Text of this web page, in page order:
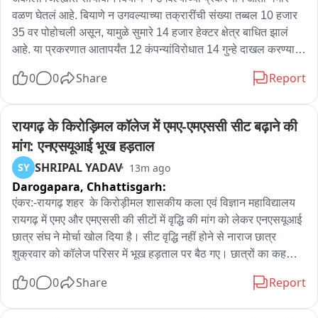
वळण घेतलं आहे. बियाणे न उगवल्याच्या तक्रारींची संख्या तब्बल 10 हजार
35 वर पोहोचली असून, यामुळे सुमारे 14 हजार हेक्टर क्षेत्र बाधित झालं
आहे. या प्रकरणात आतापर्यंत 12 कंपन्यांविरोधात 14 गुन्हे दाखल करण्यात
चौकशीसाठी SIT स्थापन करण्यात आली आहे. सोयाबीन बियाण्यांच्या उगवण
वेळोवेळी हा बोगस बियाण्यांचा मुद्दा लावून धरला होता. तर मुर्तीजापूरचे भाजप
आमदार हरीश पिंपळे यांनीही हा प्रश्न विधानसभेत उपस्थित करून दोषींवर
कारवाईची मागणी केली होती. आता या प्रकरणाची चौकशी SIT मार्फत केली
जाणार आहे. जिल्हा पोलीस अधीक्षकांसह जिल्ह्यातील सर्व पोलीस ठाण्यांचे
अधिकारी आणि कृषी विभागाचे अधिकारी थेट शेतकऱ्यांच्या बांधावर जाऊन
पाहणी करणार आहेत. बियाणे नेमके कोणत्या कारणामुळे उगवले नाही,
त्यामध्ये बियाण्यांचा दोष आहे की अन्य काही कारणं आहेत, याचा सखोल
तपास करून अहवाल सादर केला जाणार आहे. त्यामुळे SIT स्थापन
झाल्यानंतर सोयाबीन बियाणे प्रकरणाच्या चौकशीला आता वेग येण्याची
असणाऱ्यांवर कारवाईच्या दृष्टीने राज्य सरकारचा हा निर्णय महत्त्वाचा मानला
0 0 Share Report
रायगढ़ के किरोड़िमल कॉलेज में एमए-एमएससी सीट बढ़ाने की
मांग: एनएसयूआई भूख हड़ताल
SY SHRIPAL YADAV 13m ago
Darogapara, Chhattisgarh:
एंकर:-रायगढ़ शहर  के किरोड़ीमल शासकीय कला एवं विज्ञान महाविद्यालय
रायगढ़ में एमए और एमएससी की सीटों में वृद्धि की मांग को लेकर एनएसयूआई
छात्र संघ ने मोर्चा खोल दिया है। सीट वृद्धि नहीं होने से नाराज छात्र
शुक्रवार को कॉलेज परिसर में भूख हड़ताल पर बैठ गए। छात्रों का कहना है
हैं।एनएसयूआई  छात्र संघ के अनुसार, संगठन की ओर से बीते 30 और 31
0 0 Share Report